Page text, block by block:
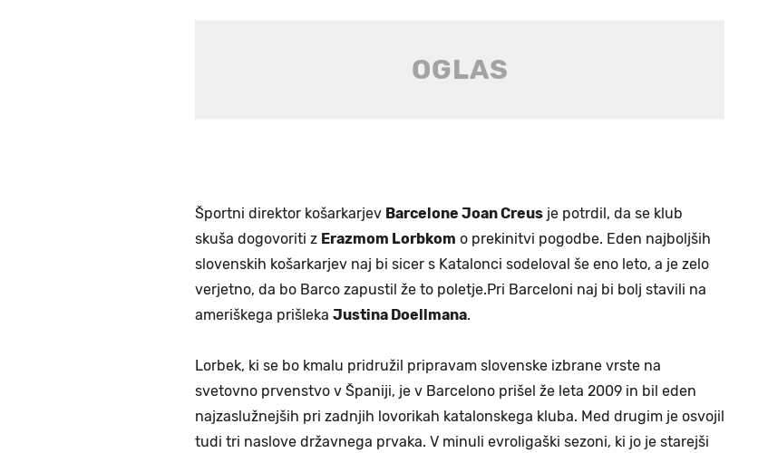
Športni direktor košarkarjev Barcelone Joan Creus je potrdil, da se klub
skuša dogovoriti z Erazmom Lorbkom o prekinitvi pogodbe. Eden najboljših
slovenskih košarkarjev naj bi sicer s Katalonci sodeloval še eno leto, a je zelo
verjetno, da bo Barco zapustil že to poletje.Pri Barceloni naj bi bolj stavili na
ameriškega prišleka Justina Doellmana.
Lorbek, ki se bo kmalu pridružil pripravam slovenske izbrane vrste na
svetovno prvenstvo v Španiji, je v Barcelono prišel že leta 2009 in bil eden
najzaslužnejših pri zadnjih lovorikah katalonskega kluba. Med drugim je osvojil
tudi tri naslove državnega prvaka. V minuli evroligaški sezoni, ki jo je starejši